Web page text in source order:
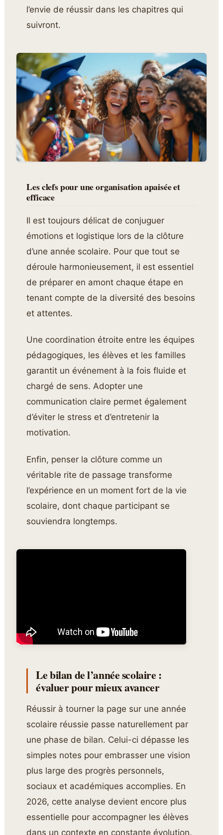
l’envie de réussir dans les chapitres qui
suivront.
Les clefs pour une organisation apaisée et
efficace
Il est toujours délicat de conjuguer
émotions et logistique lors de la clôture
d’une année scolaire. Pour que tout se
déroule harmonieusement, il est essentiel
de préparer en amont chaque étape en
tenant compte de la diversité des besoins
et attentes.
Une coordination étroite entre les équipes
pédagogiques, les élèves et les familles
garantit un événement à la fois fluide et
chargé de sens. Adopter une
communication claire permet également
d’éviter le stress et d’entretenir la
motivation.
Enfin, penser la clôture comme un
véritable rite de passage transforme
l’expérience en un moment fort de la vie
scolaire, dont chaque participant se
souviendra longtemps.
Le bilan de l’année scolaire :
évaluer pour mieux avancer
Réussir à tourner la page sur une année
scolaire réussie passe naturellement par
une phase de bilan. Celui-ci dépasse les
simples notes pour embrasser une vision
plus large des progrès personnels,
sociaux et académiques accomplies. En
2026, cette analyse devient encore plus
essentielle pour accompagner les élèves
dans un contexte en constante évolution.